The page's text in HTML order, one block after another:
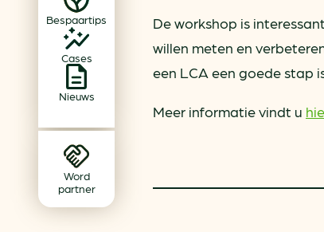
Bespaartips
Cases
Nieuws
Word
partner
Dossiers
Achtergrond
Ondernemen zonder
De workshop is
willen meten en
een LCA een goede stap
Meer informatie vindt u